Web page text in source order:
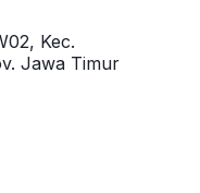
Kec.
Jawa Timur